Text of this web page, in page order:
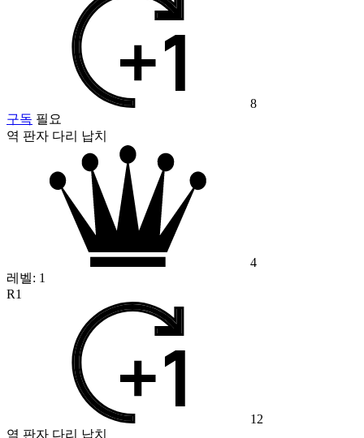
8
구독 필요
역 판자 다리 납치
4
레벨: 1
R1
12
역 판자 다리 납치